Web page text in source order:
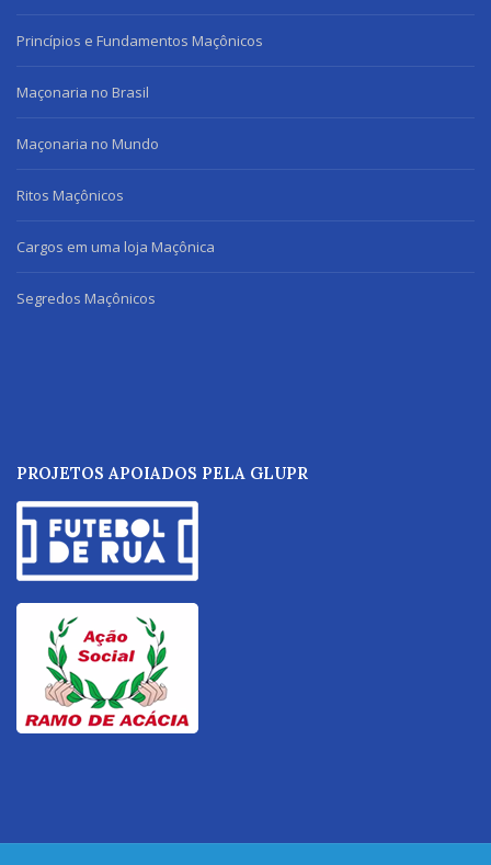
Princípios e Fundamentos Maçônicos
Maçonaria no Brasil
Maçonaria no Mundo
Ritos Maçônicos
Cargos em uma loja Maçônica
Segredos Maçônicos
PROJETOS APOIADOS PELA GLUPR